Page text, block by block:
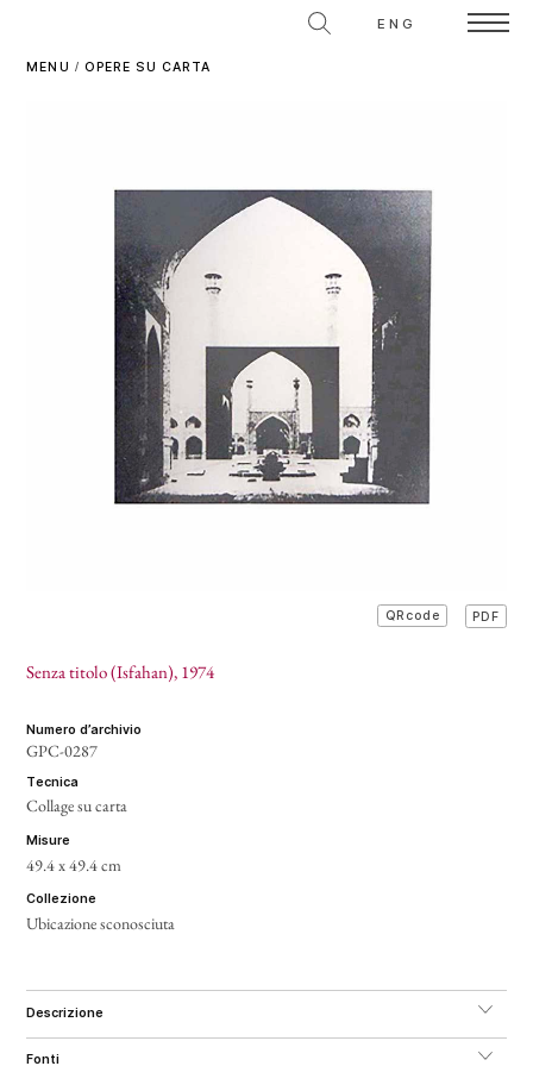
ENG
MENU / OPERE SU CARTA
QRcode PDF
Senza titolo (Isfahan), 1974
numero d’archivio
GPC-0287
tecnica
Collage su carta
misure
49.4 x 49.4 cm
collezione
Ubicazione sconosciuta
descrizione
fonti